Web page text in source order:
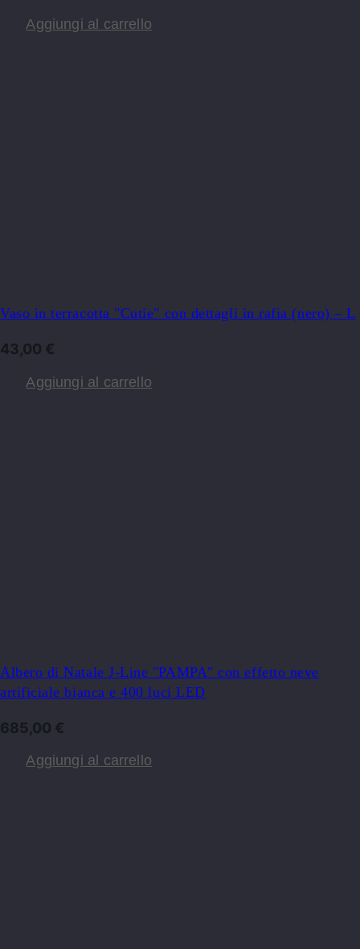
Aggiungi al carrello
Vaso in terracotta "Cutie" con dettagli in rafia (nero) – L
43,00 €
Aggiungi al carrello
Albero di Natale J-Line "PAMPA" con effetto neve
artificiale bianca e 400 luci LED
685,00 €
Aggiungi al carrello